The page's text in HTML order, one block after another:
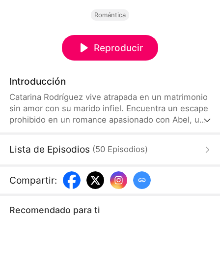
Romántica
Reproducir
Introducción
Catarina Rodríguez vive atrapada en un matrimonio
sin amor con su marido infiel. Encuentra un escape
prohibido en un romance apasionado con Abel, un
cuando intenta terminarlo, la verdad destruye su
señor Jarris, el multimillonario más poderoso de la
ciudad, un hombre con el poder suficiente para
Lista de Episodios (50 Episodios)
Compartir:
Recomendado para ti